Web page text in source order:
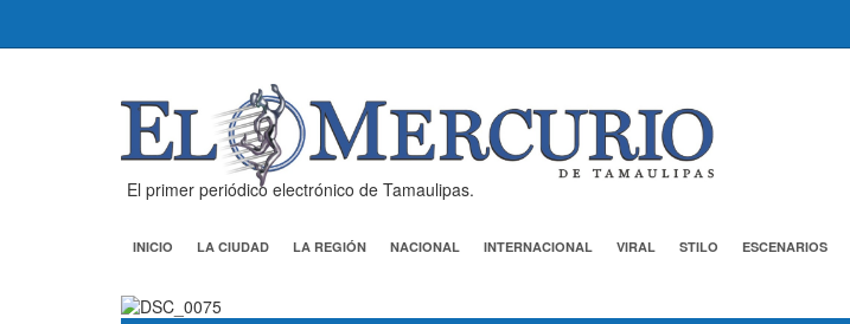
El primer periódico electrónico de Tamaulipas.
INICIO LA CIUDAD LA REGIÓN NACIONAL INTERNACIONAL VIRAL STILO ESCENARIOS